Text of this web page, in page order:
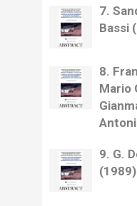
7.
Bassi
8.
Mario
9. G.
(1989)